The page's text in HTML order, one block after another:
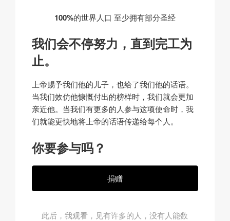
100%的世界人口 至少拥有部分圣经
我们会不停努力，直到完工为
止。
上帝赐予我们他的儿子，也给了我们他的话语。
当我们效仿他慷慨付出的榜样时，我们就会更加
亲近他。当我们有更多的人参与这项使命时，我
们就能更快地将上帝的话语传递给每个人。
你要参与吗？
捐赠
此后，我观看，见有许多的人，没有人能数